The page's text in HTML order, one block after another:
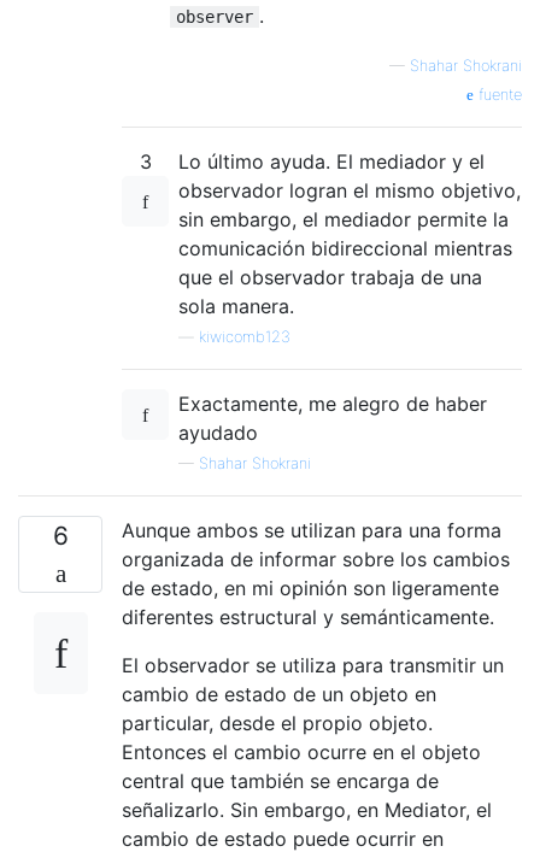
observer .
— Shahar Shokrani
fuente
3
Lo último ayuda. El mediador y el
observador logran el mismo objetivo,
sin embargo, el mediador permite la
comunicación bidireccional mientras
que el observador trabaja de una
sola manera.
kiwicomb123
Exactamente, me alegro de haber
ayudado
— Shahar Shokrani
6
Aunque ambos se utilizan para una forma
organizada de informar sobre los cambios
de estado, en mi opinión son ligeramente
diferentes estructural y semánticamente.
El observador se utiliza para transmitir un
cambio de estado de un objeto en
particular, desde el propio objeto.
Entonces el cambio ocurre en el objeto
central que también se encarga de
señalizarlo. Sin embargo, en Mediator, el
cambio de estado puede ocurrir en